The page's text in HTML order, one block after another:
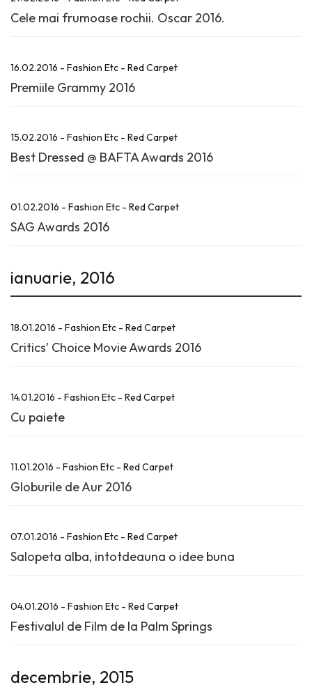
Cele mai frumoase rochii. Oscar 2016.
16.02.2016 - Fashion Etc - Red Carpet
Premiile Grammy 2016
15.02.2016 - Fashion Etc - Red Carpet
Best Dressed @ BAFTA Awards 2016
01.02.2016 - Fashion Etc - Red Carpet
SAG Awards 2016
ianuarie, 2016
18.01.2016 - Fashion Etc - Red Carpet
Critics’ Choice Movie Awards 2016
14.01.2016 - Fashion Etc - Red Carpet
Cu paiete
11.01.2016 - Fashion Etc - Red Carpet
Globurile de Aur 2016
07.01.2016 - Fashion Etc - Red Carpet
Salopeta alba, intotdeauna o idee buna
04.01.2016 - Fashion Etc - Red Carpet
Festivalul de Film de la Palm Springs
decembrie, 2015